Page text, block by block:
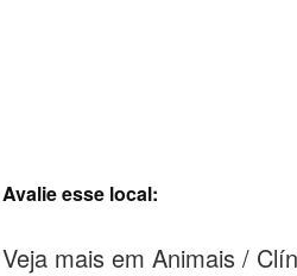
Avalie esse local:
Veja mais em Animais /